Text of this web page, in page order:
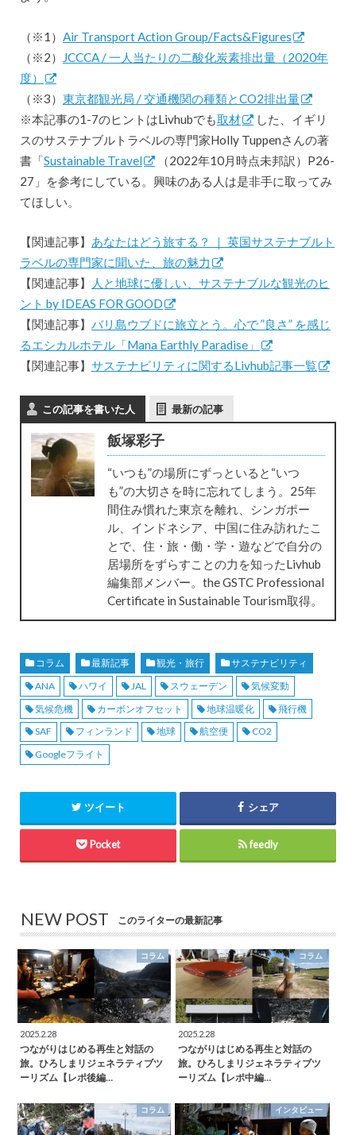
（※1） Air Transport Action Group/Facts&Figures
（※2）
JCCCA / 一人当たりの二酸化炭素排出量（2020年
度）
（※3） 東京都観光局 / 交通機関の種類とCO2排出量
※本記事の1-7のヒントはLivhubでも取材
した、イギリ
スのサステナブルトラベルの専門家Holly Tuppenさんの著
書「Sustainable Travel
（2022年10月時点未邦訳）P26-
27」を参考にしている。興味のある人は是非手に取ってみ
てほしい。
【関連記事】 あなたはどう旅する？ ｜ 英国サステナブルト
ラベルの専門家に聞いた、旅の魅力
【関連記事】
人と地球に優しい、サステナブルな観光のヒ
ント by IDEAS FOR GOOD
【関連記事】 バリ島ウブドに旅立とう。心で ”良さ” を感じ
るエシカルホテル「Mana Earthly Paradise」
【関連記事】 サステナビリティに関するLivhub記事一覧
この記事を書いた人 最新の記事
飯塚彩子
“いつも”の場所にずっといると“いつ
も”の大切さを時に忘れてしまう。25年
間住み慣れた東京を離れ、シンガポー
ル、インドネシア、中国に住み訪れたこ
とで、住・旅・働・学・遊などで自分の
居場所をずらすことの力を知ったLivhub
編集部メンバー。the GSTC Professional
Certificate in Sustainable Tourism取得。
コラム 最新記事 観光・旅行
サステナビリティ
ANA
ハワイ JAL スウェーデン
気候変動
気候危機
カーボンオフセット 地球温暖化
飛行機
SAF
フィンランド 地球 航空便
CO2
Googleフライト
ツイート シェア
Pocket feedly
NEW POST このライターの最新記事
コラム
2025.2.28
つながりはじめる再生と対話の
旅。ひろしまリジェネラティブツ
ーリズム【レポ後編…
コラム
2025.2.28
つながりはじめる再生と対話の
旅。ひろしまリジェネラティブツ
ーリズム【レポ中編…
コラム インタビュー